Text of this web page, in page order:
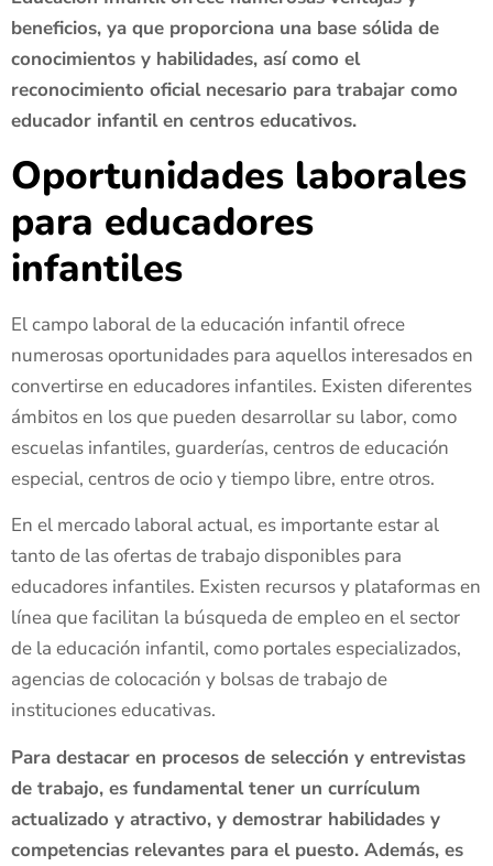
beneficios, ya que proporciona una base sólida de
conocimientos y habilidades, así como el
reconocimiento oficial necesario para trabajar como
educador infantil en centros educativos.
Oportunidades laborales
para educadores
infantiles
El campo laboral de la educación infantil ofrece
numerosas oportunidades para aquellos interesados en
convertirse en educadores infantiles. Existen diferentes
ámbitos en los que pueden desarrollar su labor, como
escuelas infantiles, guarderías, centros de educación
especial, centros de ocio y tiempo libre, entre otros.
En el mercado laboral actual, es importante estar al
tanto de las ofertas de trabajo disponibles para
educadores infantiles. Existen recursos y plataformas en
línea que facilitan la búsqueda de empleo en el sector
de la educación infantil, como portales especializados,
agencias de colocación y bolsas de trabajo de
instituciones educativas.
Para destacar en procesos de selección y entrevistas
de trabajo, es fundamental tener un currículum
actualizado y atractivo, y demostrar habilidades y
competencias relevantes para el puesto. Además, es